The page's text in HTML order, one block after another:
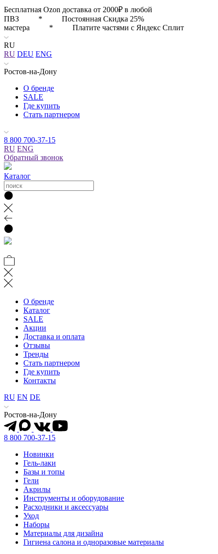
Бесплатная Ozon доставка от 2000₽ в любой
ПВЗ * Постоянная Скидка 25%
мастера * Платите частями с Яндекс Сплит
RU
RU DEU ENG
Ростов-на-Дону
О бренде
SALE
Где купить
Стать партнером
8 800 700-37-15
RU ENG
Обратный звонок
Каталог
О бренде
Каталог
SALE
Акции
Доставка и оплата
Отзывы
Тренды
Стать партнером
Где купить
Контакты
RU EN DE
Ростов-на-Дону
8 800 700-37-15
Новинки
Гель-лаки
Базы и топы
Гели
Акрилы
Инструменты и оборудование
Расходники и аксессуары
Уход
Наборы
Материалы для дизайна
Гигиена салона и одноразовые материалы